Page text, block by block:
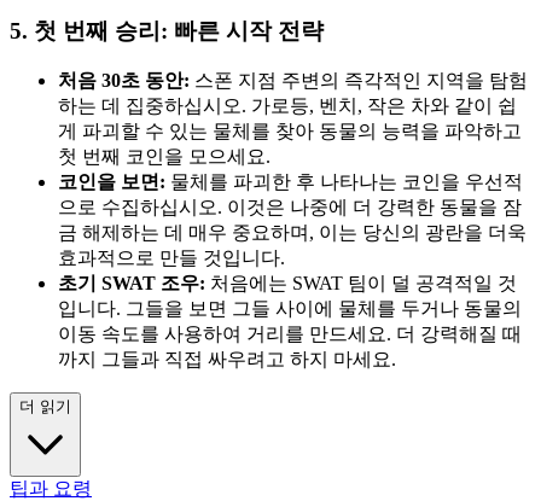
5. 첫 번째 승리: 빠른 시작 전략
처음 30초 동안: 스폰 지점 주변의 즉각적인 지역을 탐험
하는 데 집중하십시오. 가로등, 벤치, 작은 차와 같이 쉽
게 파괴할 수 있는 물체를 찾아 동물의 능력을 파악하고
첫 번째 코인을 모으세요.
코인을 보면: 물체를 파괴한 후 나타나는 코인을 우선적
으로 수집하십시오. 이것은 나중에 더 강력한 동물을 잠
금 해제하는 데 매우 중요하며, 이는 당신의 광란을 더욱
효과적으로 만들 것입니다.
초기 SWAT 조우: 처음에는 SWAT 팀이 덜 공격적일 것
입니다. 그들을 보면 그들 사이에 물체를 두거나 동물의
이동 속도를 사용하여 거리를 만드세요. 더 강력해질 때
까지 그들과 직접 싸우려고 하지 마세요.
더 읽기
팁과 요령